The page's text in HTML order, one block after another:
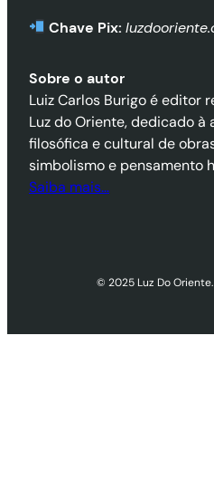
Chave Pix:
Sobre o autor
Luiz Carlos Burigo é editor
Luz do Oriente, dedicado à
filosófica e cultural de
simbolismo e pensamento
Saiba mais…
© 2025 Luz Do